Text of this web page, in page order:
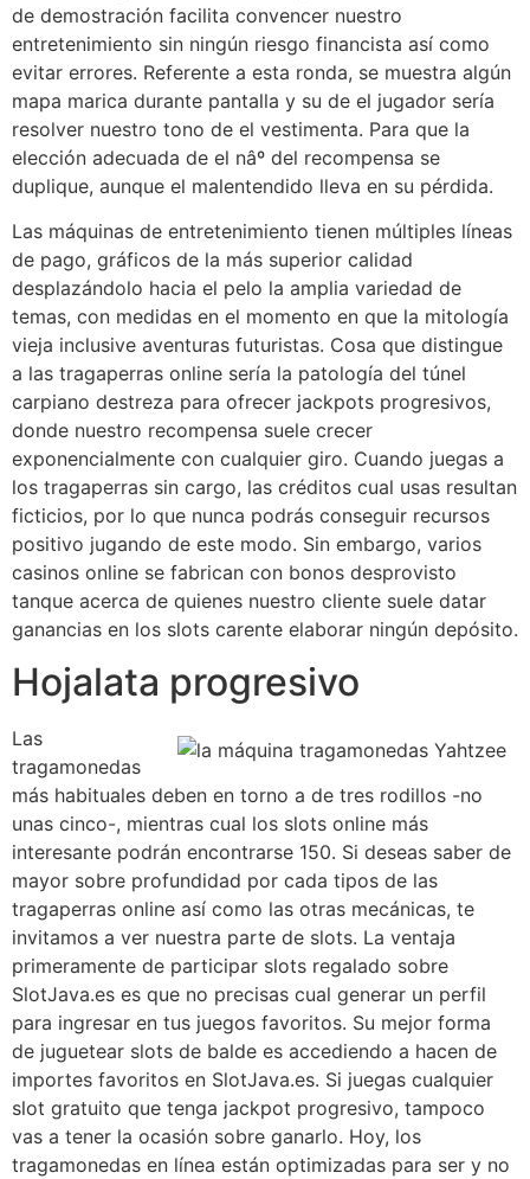
de demostración facilita convencer nuestro
entretenimiento sin ningún riesgo financista así­ como
evitar errores. Referente a esta ronda, se muestra algún
mapa marica durante pantalla y su de el jugador serí­a
resolver nuestro tono de el vestimenta. Para que la
elección adecuada de el nâº del recompensa se
duplique, aunque el malentendido lleva en su pérdida.
Las máquinas de entretenimiento tienen múltiples líneas
de pago, gráficos de la más superior calidad
desplazándolo hacia el pelo la amplia variedad de
temas, con medidas en el momento en que la mitología
vieja inclusive aventuras futuristas. Cosa que distingue
a las tragaperras online serí­a la patologí­a del túnel
carpiano destreza para ofrecer jackpots progresivos,
donde nuestro recompensa suele crecer
exponencialmente con cualquier giro. Cuando juegas a
los tragaperras sin cargo, las créditos cual usas resultan
ficticios, por lo que nunca podrás conseguir recursos
positivo jugando de este modo. Sin embargo, varios
casinos online se fabrican con bonos desprovisto
tanque acerca de quienes nuestro cliente suele datar
ganancias en los slots carente elaborar ningún depósito.
Hojalata progresivo
Las
tragamonedas
más habituales deben en torno a de tres rodillos -no
unas cinco-, mientras cual los slots online más
interesante podrán encontrarse 150. Si deseas saber de
mayor sobre profundidad por cada tipos de las
tragaperras online así­ como las otras mecánicas, te
invitamos a ver nuestra parte de slots. La ventaja
primeramente de participar slots regalado sobre
SlotJava.es es que no precisas cual generar un perfil
para ingresar en tus juegos favoritos. Su mejor forma
de juguetear slots de balde es accediendo a hacen de
importes favoritos en SlotJava.es. Si juegas cualquier
slot gratuito que tenga jackpot progresivo, tampoco
vas a tener la ocasión sobre ganarlo. Hoy, los
tragamonedas en línea están optimizadas para ser y no